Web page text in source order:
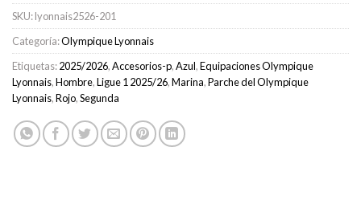
SKU:lyonnais2526-201
Categoría:Olympique Lyonnais
Etiquetas:2025/2026,Accesorios-p,Azul,Equipaciones Olympique
Lyonnais,Hombre,Ligue 1 2025/26,Marina,Parche del Olympique
Lyonnais,Rojo,Segunda